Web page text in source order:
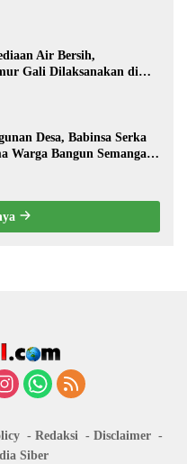
Air Bersih,
Gali Dilaksanakan di
Desa, Babinsa Serka
Warga Bangun Semangat
Redaksi
Disclaimer
Siber